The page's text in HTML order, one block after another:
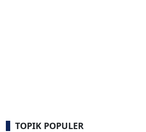
TOPIK POPULER